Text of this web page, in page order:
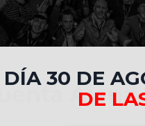
tenemos que
Ajena
DÍA 30 DE
DE